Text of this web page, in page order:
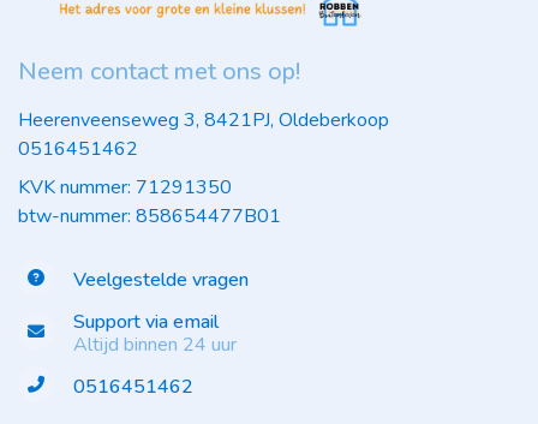
Neem contact met ons op!
Heerenveenseweg 3, 8421PJ, Oldeberkoop
0516451462
KVK nummer: 71291350
btw-nummer: 858654477B01
Veelgestelde vragen
Support via email
Altijd binnen 24 uur
0516451462